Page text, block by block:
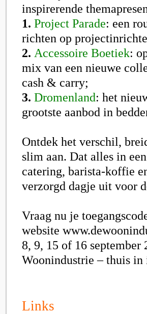
inspirerende
1. Project Parade: een
richten op
2. Accessoire Boetiek:
mix van een nieuwe
cash & carry;
3. Dromenland: het
grootste aanbod in
Ontdek het verschil,
slim aan. Dat alles in
catering, barista-koffie
verzorgd dagje uit voor
Vraag nu je
website
8, 9, 15 of 16
Woonindustrie – thuis in
Links